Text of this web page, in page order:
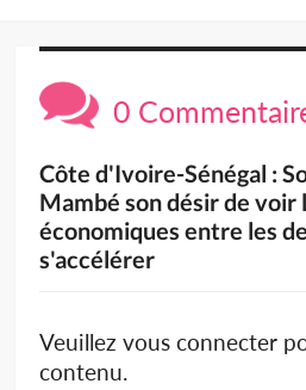
0
Côte d'Ivoire-Sénégal :
Mambé son désir de voir
économiques entre les
s'accélérer
Veuillez vous connecter
contenu.